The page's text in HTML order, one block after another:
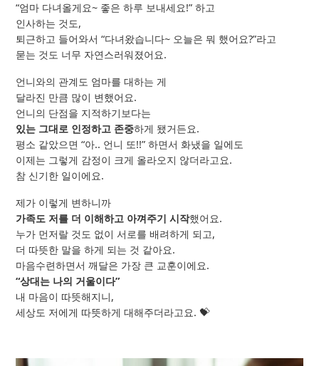
“엄마 다녀올게요~ 좋은 하루 보내세요!” 하고
인사하는 것도,
퇴근하고 들어와서 “다녀왔습니다~ 오늘은 뭐 했어요?”라고
묻는 것도 너무 자연스러워졌어요.
언니와의 관계도 엄마를 대하는 게
달라진 만큼 많이 변했어요.
언니의 단점을 지적하기보다는
있는 그대로 인정하고 존중하게 됐거든요.
평소 같았으면 “아.. 언니 또!!” 하면서 화냈을 일에도
이제는 그렇게 감정이 크게 올라오지 않더라고요.
참 신기한 일이에요.
제가 이렇게 변하니까
가족도 저를 더 이해하고 아껴주기 시작했어요.
누가 먼저랄 것도 없이 서로를 배려하게 되고,
더 따뜻한 말을 하게 되는 것 같아요.
마음수련하면서 깨달은 가장 큰 교훈이에요.
“상대는 나의 거울이다”
내 마음이 따뜻해지니,
세상도 저에게 따뜻하게 대해주더라고요. 💝